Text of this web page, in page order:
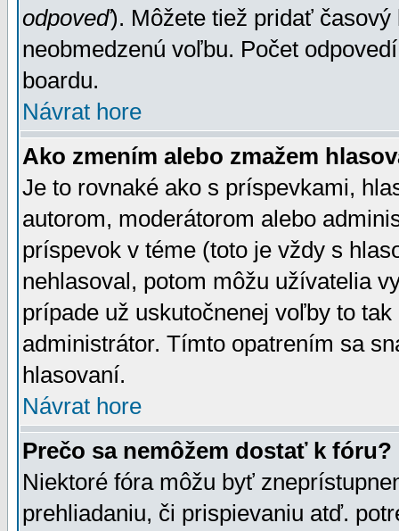
odpoveď). Môžete tiež pridať
neobmedzenú voľbu. Počet
boardu.
Návrat hore
Ako zmením alebo zmažem
Je to rovnaké ako s príspevkami,
autorom, moderátorom alebo
príspevok v téme (toto je vždy s
nehlasoval, potom môžu užívatelia
prípade už uskutočnenej voľby to
administrátor. Tímto opatrením sa
hlasovaní.
Návrat hore
Prečo sa nemôžem dostať k fóru?
Niektoré fóra môžu byť
prehliadaniu, či prispievaniu atď.